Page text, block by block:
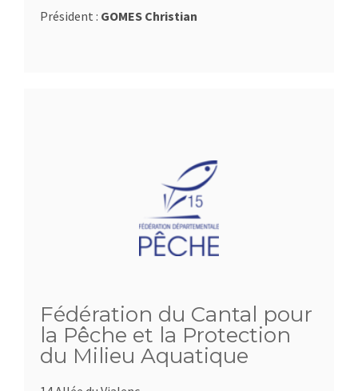
Président : GOMES Christian
Fédération du Cantal pour
la Pêche et la Protection
du Milieu Aquatique